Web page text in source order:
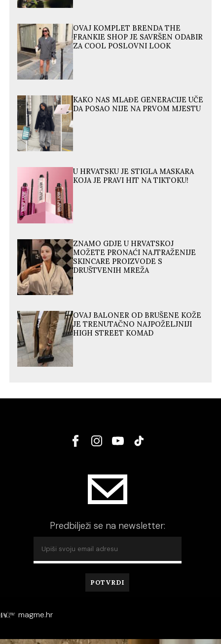
OVAJ KOMPLET BRENDA THE
FRANKIE SHOP JE SAVRŠEN ODABIR
ZA COOL POSLOVNI LOOK
KAKO NAS MLAĐE GENERACIJE UČE
DA POSAO NIJE NA PRVOM MJESTU
U HRVATSKU JE STIGLA MASKARA
KOJA JE PRAVI HIT NA TIKTOKU!
ZNAMO GDJE U HRVATSKOJ
MOŽETE PRONAĆI NAJTRAŽENIJE
SKINCARE PROIZVODE S
DRUŠTVENIH MREŽA
OVAJ BALONER OD BRUŠENE KOŽE
JE TRENUTAČNO NAJPOŽELJNIJI
HIGH STREET KOMAD
Predbilježi se na newsletter:
magme.hr